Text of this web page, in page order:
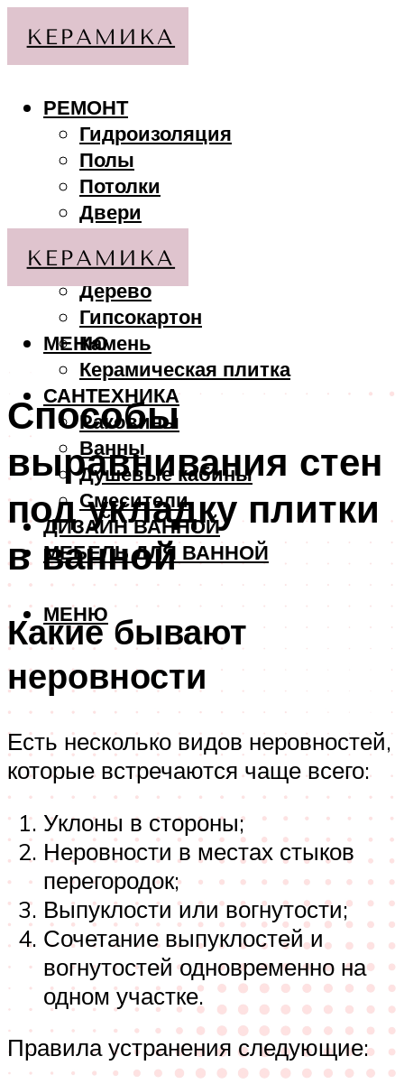
РЕМОНТ
Гидроизоляция
Полы
Потолки
Двери
МАТЕРИАЛЫ
Дерево
Гипсокартон
Камень
Керамическая плитка
САНТЕХНИКА
Раковины
Ванны
Душевые кабины
Смесители
ДИЗАЙН ВАННОЙ
МЕБЕЛЬ ДЛЯ ВАННОЙ
МЕНЮ
МЕНЮ
Способы
выравнивания стен
под укладку плитки
в ванной
Какие бывают
неровности
Есть несколько видов неровностей,
которые встречаются чаще всего:
Уклоны в стороны;
Неровности в местах стыков
перегородок;
Выпуклости или вогнутости;
Сочетание выпуклостей и
вогнутостей одновременно на
одном участке.
Правила устранения следующие: